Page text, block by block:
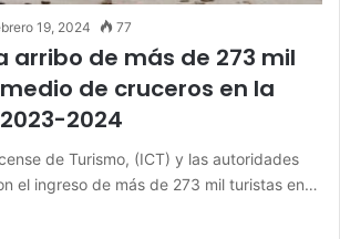
19, 2024 77
arribo de más de 273 mil
de cruceros en la
2024
de Turismo, (ICT) y las autoridades
el ingreso de más de 273 mil turistas en…